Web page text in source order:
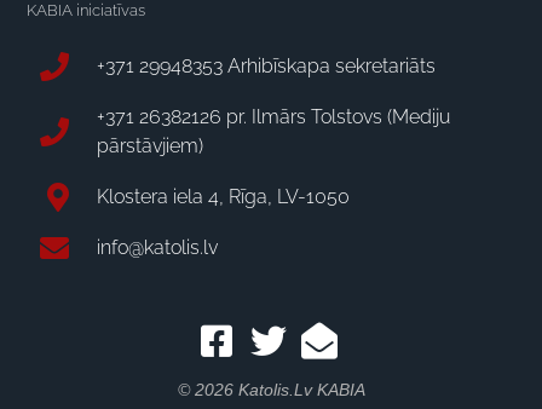
KABIA iniciatīvas
+371 29948353 Arhibīskapa sekretariāts
+371 26382126 pr. Ilmārs Tolstovs (Mediju
pārstāvjiem)
Klostera iela 4, Rīga, LV-1050
info@katolis.lv
© 2026 Katolis.lv KABIA